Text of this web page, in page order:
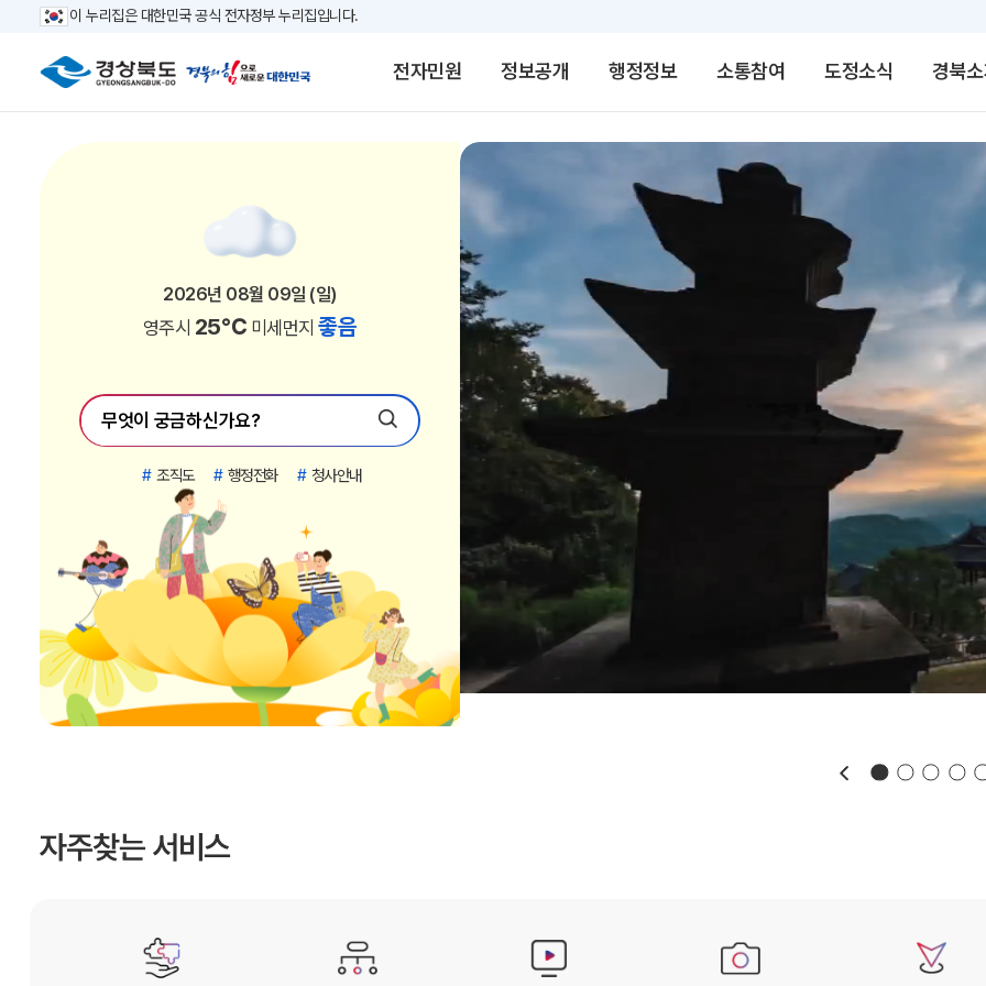
이 누리집은 대한민국 공식 전자정부 누리집입니다.
전자민원 정보공개 행정정보 소통참여 도정소식 경북
2026년 08월 09일 (일)
포항시 26℃ 미세먼지좋음
2026년 08월 09일 (일)
경주시 26℃ 미세먼지좋음
2026년 08월 09일 (일)
김천시 25℃ 미세먼지좋음
2026년 08월 09일 (일)
안동시 25℃ 미세먼지좋음
2026년 08월 09일 (일)
구미시 26℃ 미세먼지좋음
2026년 08월 09일 (일)
영주시 25℃ 미세먼지좋음
2026년 08월 09일 (일)
영천시 26℃ 미세먼지좋음
2026년 08월 09일 (일)
상주시 26℃ 미세먼지좋음
2026년 08월 09일 (일)
문경시 26℃ 미세먼지좋음
2026년 08월 09일 (일)
경산시 26℃ 미세먼지좋음
2026년 08월 09일 (일)
의성군 24℃ 미세먼지좋음
2026년 08월 09일 (일)
청송군 24℃ 미세먼지좋음
2026년 08월 09일 (일)
영양군21℃미세먼지 좋음
2026년 08월 09일 (일)
영덕군 25℃ 미세먼지좋음
2026년 08월 09일 (일)
청도군 25℃ 미세먼지좋음
2026년 08월 09일 (일)
고령군 25℃ 미세먼지좋음
2026년 08월 09일 (일)
성주군 25℃ 미세먼지좋음
2026년 08월 09일 (일)
칠곡군 26℃ 미세먼지좋음
2026년 08월 09일 (일)
봉화군 24℃ 미세먼지좋음
2026년 08월 09일 (일)
예천군 26℃ 미세먼지좋음
2026년 08월 09일 (일)
울진군 25℃ 미세먼지좋음
2026년 08월 09일 (일)
울릉군 26℃ 미세먼지좋음
# 조직도 # 행정전화 # 청사안내
자주찾는 서비스